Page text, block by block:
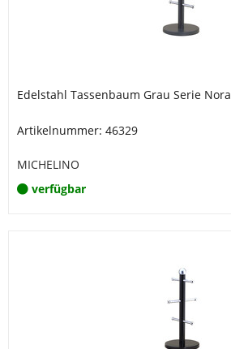
Edelstahl Tassenbaum Grau Serie Nora
Artikelnummer: 46329
MICHELINO
verfügbar